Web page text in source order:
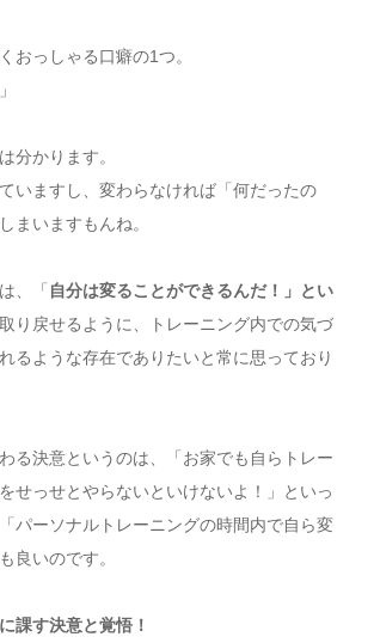
おっしゃる口癖の1つ。
分かります。
いますし、変わらなければ「何だったの
まいますもんね。
、「 自分は変ることができるんだ！」とい
り戻せるように、トレーニング内での気づ
るような存在でありたいと常に思っており
る決意というのは、「お家でも自らトレー
せっせとやらないといけないよ！」といっ
パーソナルトレーニングの時間内で自ら変
良いのです。
課す決意と覚悟！